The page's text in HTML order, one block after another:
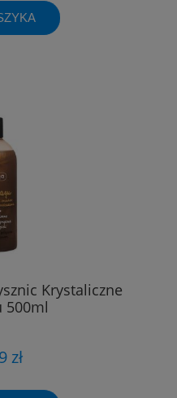
Krystaliczne
500ml
zł